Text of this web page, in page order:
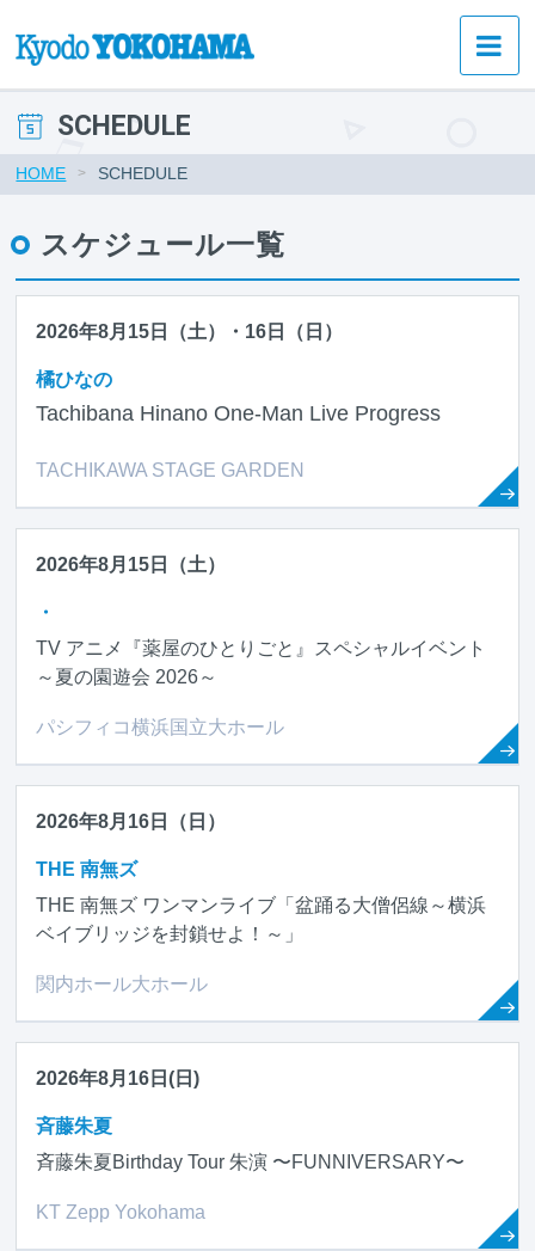
SCHEDULE
HOME SCHEDULE
スケジュール一覧
2026年8月15日（土）・16日（日）
橘ひなの
Tachibana Hinano One-Man Live Progress
TACHIKAWA STAGE GARDEN
2026年8月15日（土）
・
TV アニメ『薬屋のひとりごと』スペシャルイベント
～夏の園遊会 2026～
パシフィコ横浜国立大ホール
2026年8月16日（日）
THE 南無ズ
THE 南無ズ ワンマンライブ「盆踊る大僧侶線～横浜
ベイブリッジを封鎖せよ！～」
関内ホール大ホール
2026年8月16日(日)
斉藤朱夏
斉藤朱夏Birthday Tour 朱演 〜FUNNIVERSARY〜
KT Zepp Yokohama